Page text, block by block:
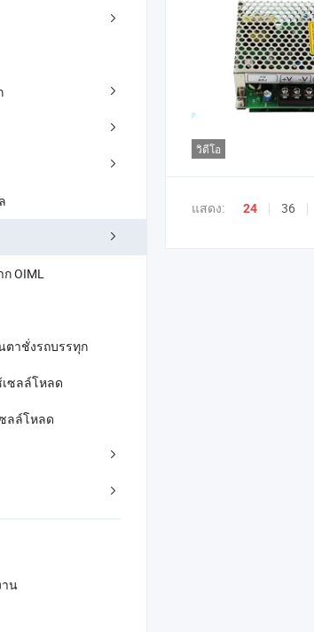
OIML
ตาชั่งรถบรรทุก
ซลล์โหลด
ลล์โหลด
าน
วิดีโอ
แสดง: 24 36